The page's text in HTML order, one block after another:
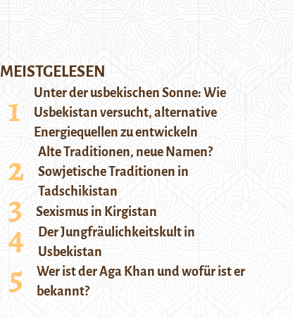
MEISTGELESEN
Unter der usbekischen Sonne: Wie
Usbekistan versucht, alternative
Energiequellen zu entwickeln
Alte Traditionen, neue Namen?
Sowjetische Traditionen in
Tadschikistan
Sexismus in Kirgistan
Der Jungfräulichkeitskult in
Usbekistan
Wer ist der Aga Khan und wofür ist er
bekannt?